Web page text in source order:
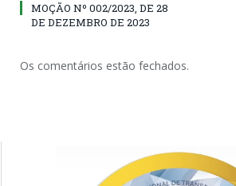
MOÇÃO Nº 002/2023, DE 28
DE DEZEMBRO DE 2023
Os comentários estão fechados.